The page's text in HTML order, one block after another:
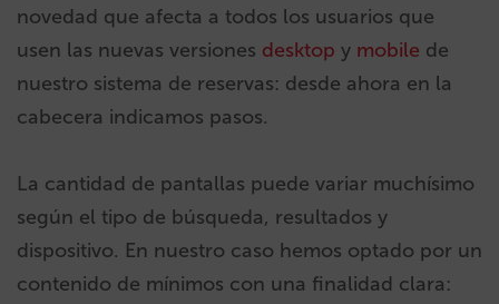
novedad que afecta a todos los usuarios que
usen las nuevas versiones desktop y mobile de
nuestro sistema de reservas: desde ahora en la
cabecera indicamos pasos.
La cantidad de pantallas puede variar muchísimo
según el tipo de búsqueda, resultados y
dispositivo. En nuestro caso hemos optado por un
contenido de mínimos con una finalidad clara: